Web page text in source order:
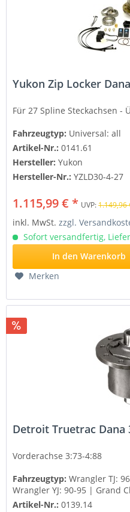
Yukon Zip Locker
Für 27 Spline Steckachsen -
Fahrzeugtyp: Universal: all
Artikel-Nr.:0141.61
Hersteller:Yukon
Hersteller-Nr.:YZLD30-4-27
1.115,99 € * UVP:1.149,96
inkl. MwSt.zzgl.
Sofort versandfertig,
In den Warenkorb
Merken
Detroit Truetrac Dana
Vorderachse 3:73-4:88
Fahrzeugtyp:Wrangler TJ:
Wrangler YJ: 90-95 | Grand
Artikel-Nr.:0139.14